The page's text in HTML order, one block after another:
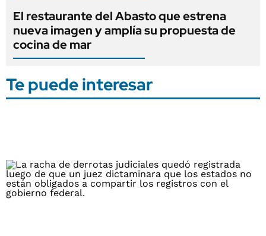
El restaurante del Abasto que estrena
nueva imagen y amplía su propuesta de
cocina de mar
Te puede interesar